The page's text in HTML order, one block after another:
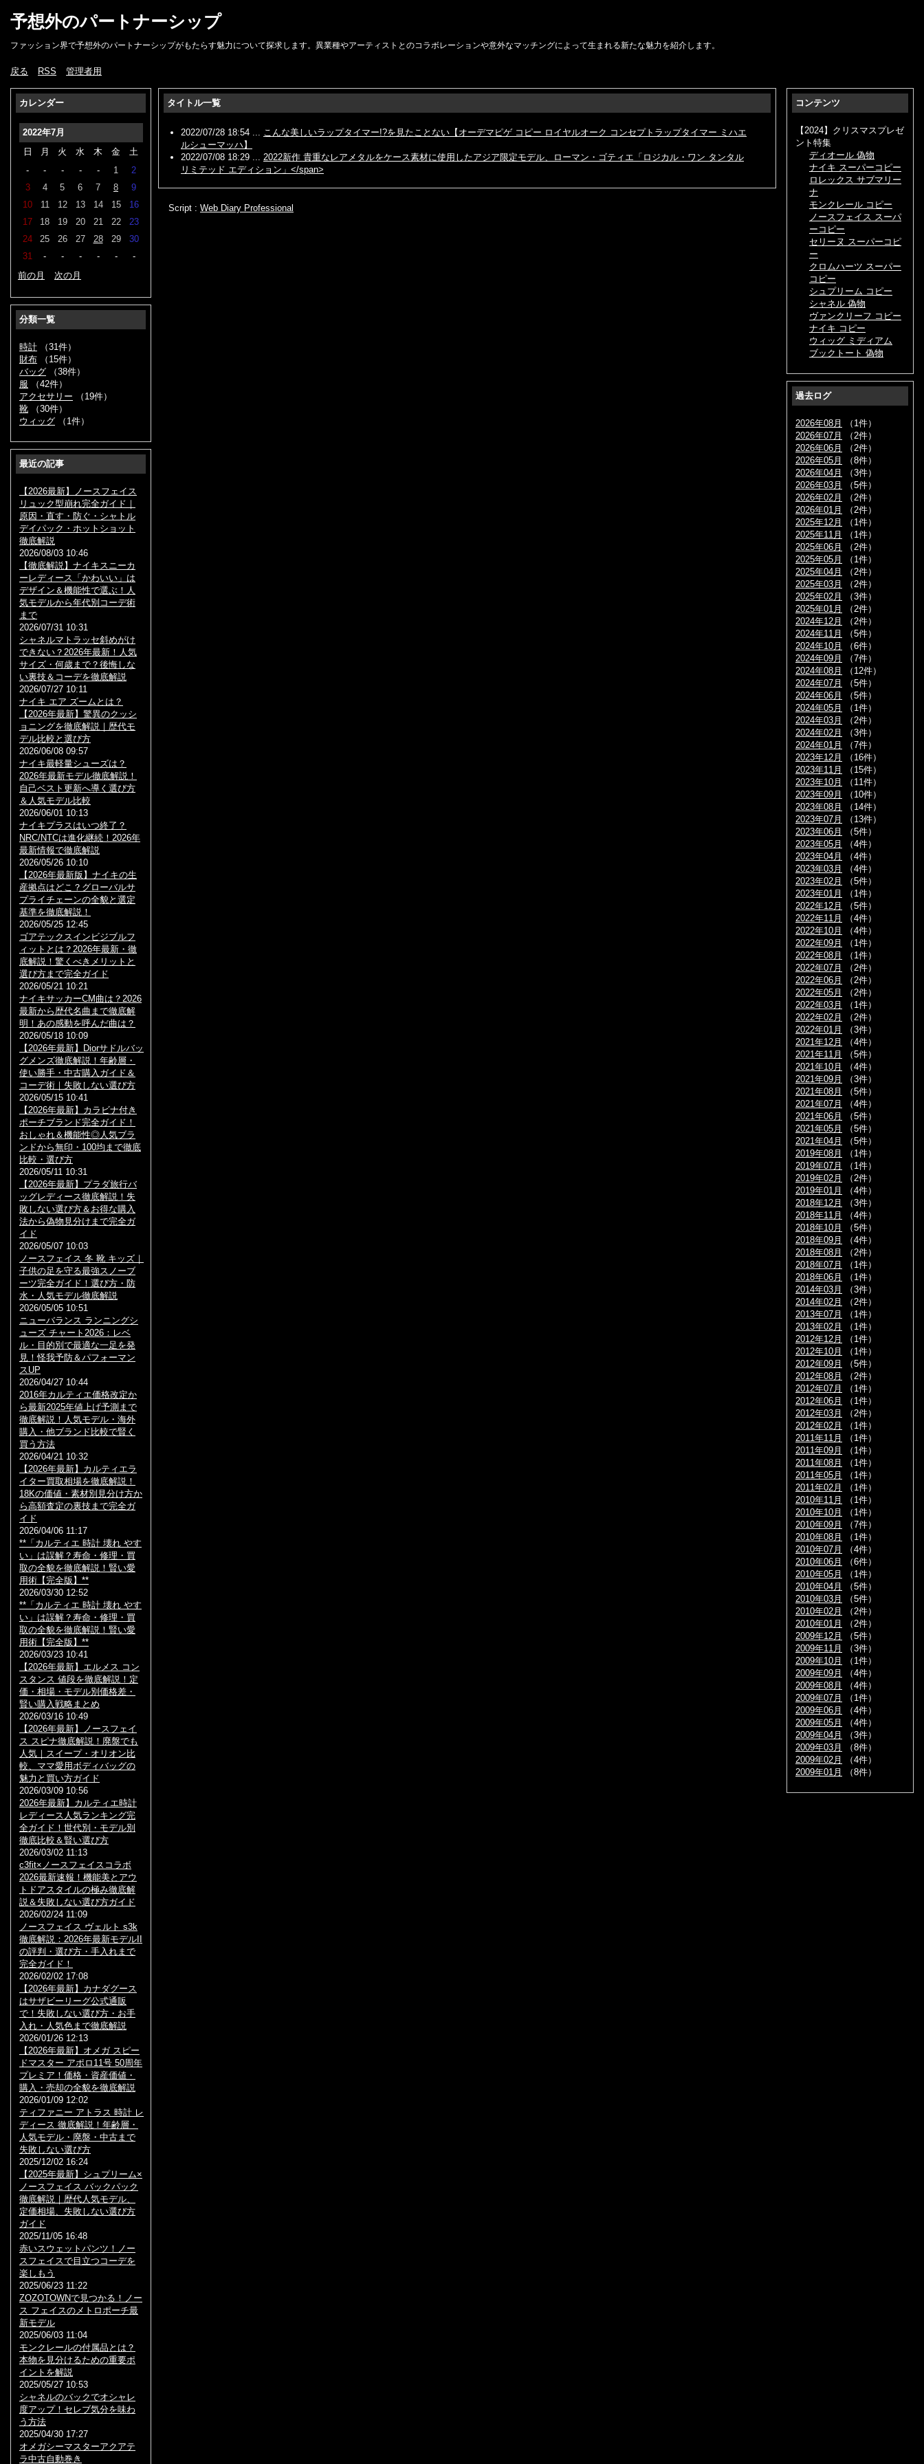
予想外のパートナーシップ
ファッション界で予想外のパートナーシップがもたらす魅力について探求します。異業種やアーティストとのコラボレーションや意外なマッチングによって生まれる新たな魅力を紹介します。
戻る RSS 管理者用
タイトル一覧
2022/07/28 18:54 ... こんな美しいラップタイマー!?を見たことない【オーデマピゲ コピー ロイヤルオーク コンセプトラップタイマー ミハエ
ルシューマッハ】
2022/07/08 18:29 ... 2022新作 貴重なレアメタルをケース素材に使用したアジア限定モデル、ローマン・ゴティエ「ロジカル・ワン タンタル
リミテッド エディション」</span>
カレンダー
2022年7月
日
月 火 水 木 金
土
-
- - - - 1
2
3
4 5 6 7 8
9
10
11 12 13 14 15
16
17
18 19 20 21 22
23
24
25 26 27 28 29
30
31
- - - - -
-
前の月
次の月
分類一覧
時計 （31件）
財布 （15件）
バッグ （38件）
服 （42件）
アクセサリー （19件）
靴 （30件）
ウィッグ （1件）
最近の記事
【2026最新】ノースフェイス
リュック型崩れ完全ガイド｜
原因・直す・防ぐ・シャトル
デイパック・ホットショット
徹底解説
2026/08/03 10:46
【徹底解説】ナイキスニーカ
ーレディース「かわいい」は
デザイン＆機能性で選ぶ！人
気モデルから年代別コーデ術
まで
2026/07/31 10:31
シャネルマトラッセ斜めがけ
できない？2026年最新！人気
サイズ・何歳まで？後悔しな
い裏技＆コーデを徹底解説
2026/07/27 10:11
ナイキ エア ズームとは？
【2026年最新】驚異のクッシ
ョニングを徹底解説｜歴代モ
デル比較と選び方
2026/06/08 09:57
ナイキ最軽量シューズは？
2026年最新モデル徹底解説！
自己ベスト更新へ導く選び方
＆人気モデル比較
2026/06/01 10:13
ナイキプラスはいつ終了？
NRC/NTCは進化継続！2026年
最新情報で徹底解説
2026/05/26 10:10
【2026年最新版】ナイキの生
産拠点はどこ？グローバルサ
プライチェーンの全貌と選定
基準を徹底解説！
2026/05/25 12:45
ゴアテックスインビジブルフ
ィットとは？2026年最新・徹
底解説！驚くべきメリットと
選び方まで完全ガイド
2026/05/21 10:21
ナイキサッカーCM曲は？2026
最新から歴代名曲まで徹底解
明！あの感動を呼んだ曲は？
2026/05/18 10:09
【2026年最新】Diorサドルバッ
グメンズ徹底解説！年齢層・
使い勝手・中古購入ガイド＆
コーデ術｜失敗しない選び方
2026/05/15 10:41
【2026年最新】カラビナ付き
ポーチブランド完全ガイド！
おしゃれ＆機能性◎人気ブラ
ンドから無印・100均まで徹底
比較・選び方
2026/05/11 10:31
【2026年最新】プラダ旅行バ
ッグレディース徹底解説！失
敗しない選び方＆お得な購入
法から偽物見分けまで完全ガ
イド
2026/05/07 10:03
ノースフェイス 冬 靴 キッズ｜
子供の足を守る最強スノーブ
ーツ完全ガイド！選び方・防
水・人気モデル徹底解説
2026/05/05 10:51
ニューバランス ランニングシ
ューズ チャート2026：レベ
ル・目的別で最適な一足を発
見！怪我予防＆パフォーマン
スUP
2026/04/27 10:44
2016年カルティエ価格改定か
ら最新2025年値上げ予測まで
徹底解説！人気モデル・海外
購入・他ブランド比較で賢く
買う方法
2026/04/21 10:32
【2026年最新】カルティエラ
イター買取相場を徹底解説！
18Kの価値・素材別見分け方か
ら高額査定の裏技まで完全ガ
イド
2026/04/06 11:17
**「カルティエ 時計 壊れ やす
い」は誤解？寿命・修理・買
取の全貌を徹底解説！賢い愛
用術【完全版】**
2026/03/30 12:52
**「カルティエ 時計 壊れ やす
い」は誤解？寿命・修理・買
取の全貌を徹底解説！賢い愛
用術【完全版】**
2026/03/23 10:41
【2026年最新】エルメス コン
スタンス 値段を徹底解説！定
価・相場・モデル別価格差・
賢い購入戦略まとめ
2026/03/16 10:49
【2026年最新】ノースフェイ
ス スピナ徹底解説！廃盤でも
人気｜スイープ・オリオン比
較、ママ愛用ボディバッグの
魅力と買い方ガイド
2026/03/09 10:56
2026年最新】カルティエ時計
レディース人気ランキング完
全ガイド！世代別・モデル別
徹底比較＆賢い選び方
2026/03/02 11:13
c3fit×ノースフェイスコラボ
2026最新速報！機能美とアウ
トドアスタイルの極み徹底解
説＆失敗しない選び方ガイド
2026/02/24 11:09
ノースフェイス ヴェルト s3k
徹底解説：2026年最新モデルII
の評判・選び方・手入れまで
完全ガイド！
2026/02/02 17:08
【2026年最新】カナダグース
はサザビーリーグ公式通販
で！失敗しない選び方・お手
入れ・人気色まで徹底解説
2026/01/26 12:13
【2026年最新】オメガ スピー
ドマスター アポロ11号 50周年
プレミア！価格・資産価値・
購入・売却の全貌を徹底解説
2026/01/09 12:02
ティファニー アトラス 時計 レ
ディース 徹底解説！年齢層・
人気モデル・廃盤・中古まで
失敗しない選び方
2025/12/02 16:24
【2025年最新】シュプリーム×
ノースフェイス バックパック
徹底解説｜歴代人気モデル、
定価相場、失敗しない選び方
ガイド
2025/11/05 16:48
赤いスウェットパンツ！ノー
スフェイスで目立つコーデを
楽しもう
2025/06/23 11:22
ZOZOTOWNで見つかる！ノー
ス フェイスのメトロポーチ最
新モデル
2025/06/03 11:04
モンクレールの付属品とは？
本物を見分けるための重要ポ
イントを解説
2025/05/27 10:53
シャネルのバックでオシャレ
度アップ！セレブ気分を味わ
う方法
2025/04/30 17:27
オメガシーマスターアクアテ
ラ中古自動巻き
コンテンツ
【2024】クリスマスプレゼ
ント特集
ディオール 偽物
ナイキ スーパーコピー
ロレックス サブマリー
ナ
モンクレール コピー
ノースフェイス スーパ
ーコピー
セリーヌ スーパーコピ
ー
クロムハーツ スーパー
コピー
シュプリーム コピー
シャネル 偽物
ヴァンクリーフ コピー
ナイキ コピー
ウィッグ ミディアム
ブックトート 偽物
過去ログ
2026年08月
（1件）
2026年07月
（2件）
2026年06月
（2件）
2026年05月
（8件）
2026年04月
（3件）
2026年03月
（5件）
2026年02月
（2件）
2026年01月
（2件）
2025年12月
（1件）
2025年11月
（1件）
2025年06月
（2件）
2025年05月
（1件）
2025年04月
（2件）
2025年03月
（2件）
2025年02月
（3件）
2025年01月
（2件）
2024年12月
（2件）
2024年11月
（5件）
2024年10月
（6件）
2024年09月
（7件）
2024年08月
（12件）
2024年07月
（5件）
2024年06月
（5件）
2024年05月
（1件）
2024年03月
（2件）
2024年02月
（3件）
2024年01月
（7件）
2023年12月
（16件）
2023年11月
（15件）
2023年10月
（11件）
2023年09月
（10件）
2023年08月
（14件）
2023年07月
（13件）
2023年06月
（5件）
2023年05月
（4件）
2023年04月
（4件）
2023年03月
（4件）
2023年02月
（5件）
2023年01月
（1件）
2022年12月
（5件）
2022年11月
（4件）
2022年10月
（4件）
2022年09月
（1件）
2022年08月
（1件）
2022年07月
（2件）
2022年06月
（2件）
2022年05月
（2件）
2022年03月
（1件）
2022年02月
（2件）
2022年01月
（3件）
2021年12月
（4件）
2021年11月
（5件）
2021年10月
（4件）
2021年09月
（3件）
2021年08月
（5件）
2021年07月
（4件）
2021年06月
（5件）
2021年05月
（5件）
2021年04月
（5件）
2019年08月
（1件）
2019年07月
（1件）
2019年02月
（2件）
2019年01月
（4件）
2018年12月
（3件）
2018年11月
（4件）
2018年10月
（5件）
2018年09月
（4件）
2018年08月
（2件）
2018年07月
（1件）
2018年06月
（1件）
2014年03月
（3件）
2014年02月
（2件）
2013年07月
（1件）
2013年02月
（1件）
2012年12月
（1件）
2012年10月
（1件）
2012年09月
（5件）
2012年08月
（2件）
2012年07月
（1件）
2012年06月
（1件）
2012年03月
（2件）
2012年02月
（1件）
2011年11月
（1件）
2011年09月
（1件）
2011年08月
（1件）
2011年05月
（1件）
2011年02月
（1件）
2010年11月
（1件）
2010年10月
（1件）
2010年09月
（7件）
2010年08月
（1件）
2010年07月
（4件）
2010年06月
（6件）
2010年05月
（1件）
2010年04月
（5件）
2010年03月
（5件）
2010年02月
（2件）
2010年01月
（2件）
2009年12月
（5件）
2009年11月
（3件）
2009年10月
（1件）
2009年09月
（4件）
2009年08月
（4件）
2009年07月
（1件）
2009年06月
（4件）
2009年05月
（4件）
2009年04月
（3件）
2009年03月
（8件）
2009年02月
（4件）
2009年01月
（8件）
Script : Web Diary Professional